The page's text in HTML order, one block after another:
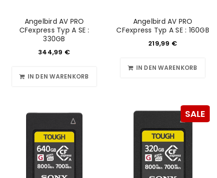
Angelbird AV PRO
CFexpress Typ A SE :
330GB
344,99 €
IN DEN WARENKORB
Angelbird AV PRO
CFexpress Typ A SE : 160GB
219,99 €
IN DEN WARENKORB
SALE